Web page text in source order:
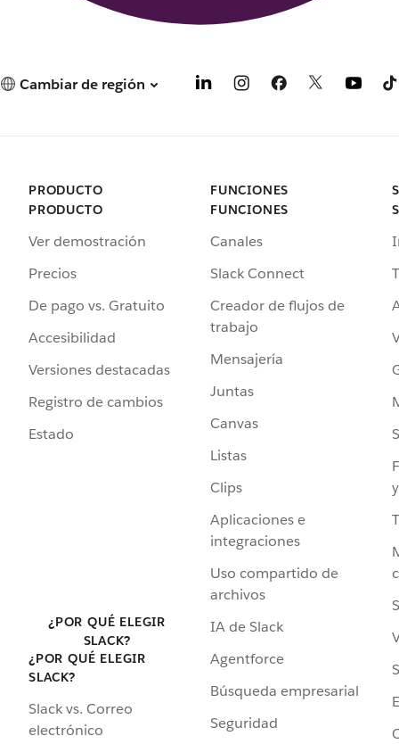
Cambiar de región
PRODUCTO
PRODUCTO
Ver demostración
Precios
De pago vs. Gratuito
Accesibilidad
Versiones destacadas
Registro de cambios
Estado
¿POR QUÉ ELEGIR
SLACK?
¿POR QUÉ ELEGIR
SLACK?
Slack vs. Correo
electrónico
FUNCIONES
FUNCIONES
Canales
Slack Connect
Creador de flujos de
trabajo
Mensajería
Juntas
Canvas
Listas
Clips
Aplicaciones e
integraciones
Uso compartido de
archivos
IA de Slack
Agentforce
Búsqueda empresarial
Seguridad